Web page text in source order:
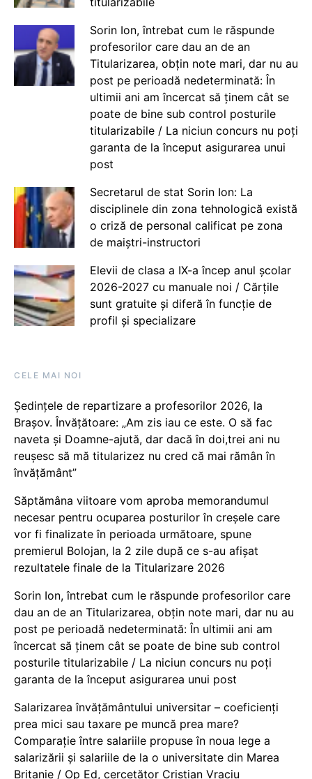
Sorin Ion, întrebat cum le răspunde
profesorilor care dau an de an
Titularizarea, obțin note mari, dar nu au
post pe perioadă nedeterminată: În
ultimii ani am încercat să ținem cât se
poate de bine sub control posturile
titularizabile / La niciun concurs nu poți
garanta de la început asigurarea unui
post
Secretarul de stat Sorin Ion: La
disciplinele din zona tehnologică există
o criză de personal calificat pe zona
de maiștri-instructori
Elevii de clasa a IX-a încep anul școlar
2026-2027 cu manuale noi / Cărțile
sunt gratuite și diferă în funcție de
profil și specializare
CELE MAI NOI
Ședințele de repartizare a profesorilor 2026, la
Brașov. Învățătoare: „Am zis iau ce este. O să fac
naveta și Doamne-ajută, dar dacă în doi,trei ani nu
reușesc să mă titularizez nu cred că mai rămân în
învățământ”
Săptămâna viitoare vom aproba memorandumul
necesar pentru ocuparea posturilor în creșele care
vor fi finalizate în perioada următoare, spune
premierul Bolojan, la 2 zile după ce s-au afișat
rezultatele finale de la Titularizare 2026
Sorin Ion, întrebat cum le răspunde profesorilor care
dau an de an Titularizarea, obțin note mari, dar nu au
post pe perioadă nedeterminată: În ultimii ani am
încercat să ținem cât se poate de bine sub control
posturile titularizabile / La niciun concurs nu poți
garanta de la început asigurarea unui post
Salarizarea învățământului universitar – coeficienți
prea mici sau taxare pe muncă prea mare?
Comparație între salariile propuse în noua lege a
salarizării și salariile de la o universitate din Marea
Britanie / Op Ed, cercetător Cristian Vraciu